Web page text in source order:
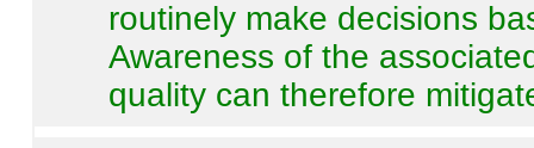
routinely make decisions
Awareness of the
quality can therefore